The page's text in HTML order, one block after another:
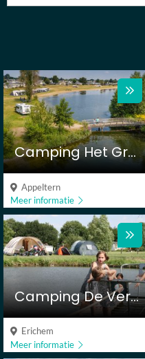
Camping Het Groene Eiland
Appeltern
Meer informatie
Camping De Vergarde
Erichem
Meer informatie